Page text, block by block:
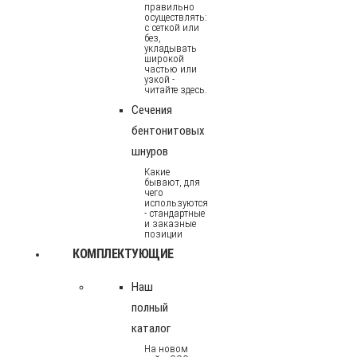
правильно
осуществлять:
с сеткой или
без,
укладывать
широкой
частью или
узкой -
читайте здесь.
Сечения
бентонитовых
шнуров
Какие
бывают, для
чего
используются
- стандартные
и заказные
позиции
КОМПЛЕКТУЮЩИЕ
Наш
полный
каталог
На новом